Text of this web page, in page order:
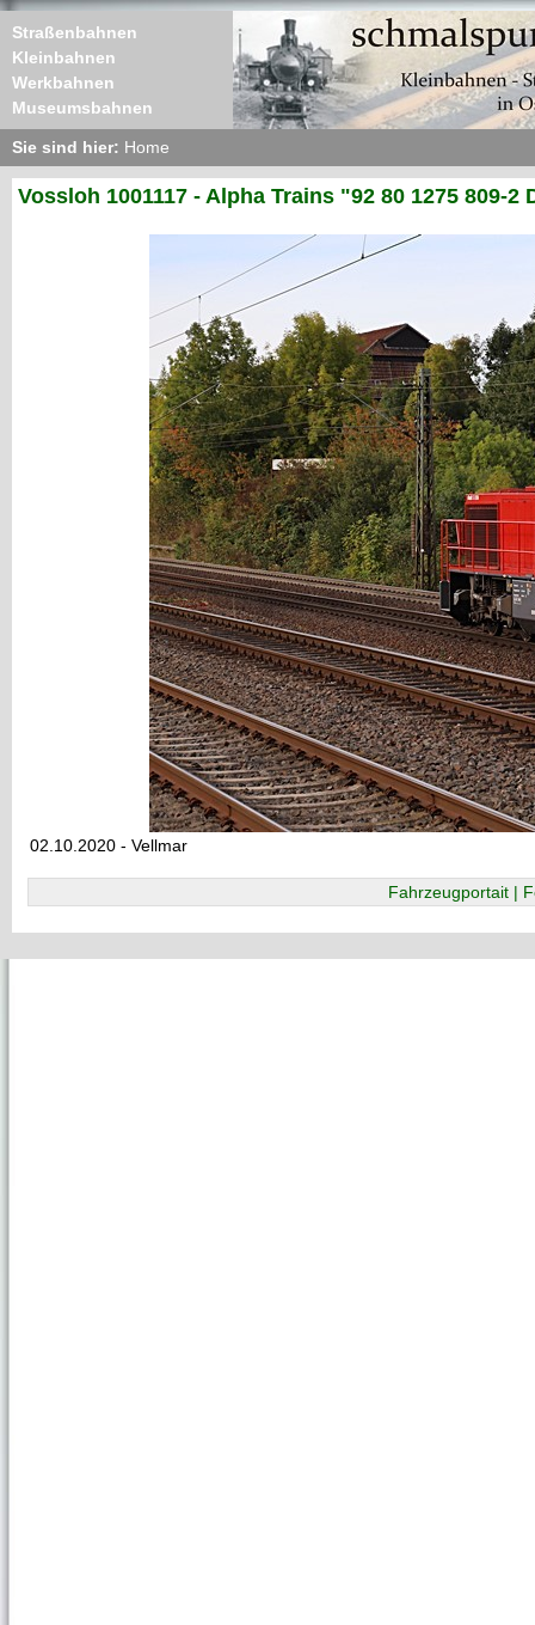
Straßenbahnen
Kleinbahnen
Werkbahnen
Museumsbahnen
Sie sind hier: Home
Vossloh 1001117 - Alpha Trains "92 80 1275 809-2
02.10.2020 - Vellmar
Fahrzeugportait |